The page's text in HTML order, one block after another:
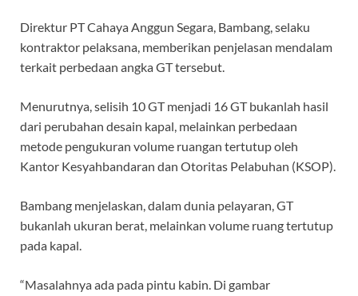
Direktur PT Cahaya Anggun Segara, Bambang, selaku
kontraktor pelaksana, memberikan penjelasan mendalam
terkait perbedaan angka GT tersebut.
Menurutnya, selisih 10 GT menjadi 16 GT bukanlah hasil
dari perubahan desain kapal, melainkan perbedaan
metode pengukuran volume ruangan tertutup oleh
Kantor Kesyahbandaran dan Otoritas Pelabuhan (KSOP).
Bambang menjelaskan, dalam dunia pelayaran, GT
bukanlah ukuran berat, melainkan volume ruang tertutup
pada kapal.
“Masalahnya ada pada pintu kabin. Di gambar